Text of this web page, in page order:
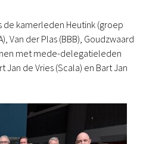
kamerleden Heutink (groep
Van der Plas (BBB), Goudzwaard
met mede-delegatieleden
Jan de Vries (Scala) en Bart Jan